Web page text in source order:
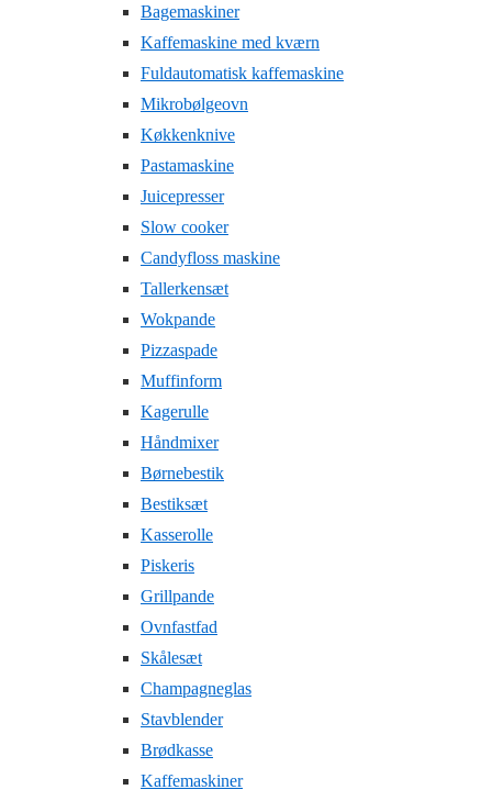
Bagemaskiner
Kaffemaskine med kværn
Fuldautomatisk kaffemaskine
Mikrobølgeovn
Køkkenknive
Pastamaskine
Juicepresser
Slow cooker
Candyfloss maskine
Tallerkensæt
Wokpande
Pizzaspade
Muffinform
Kagerulle
Håndmixer
Børnebestik
Bestiksæt
Kasserolle
Piskeris
Grillpande
Ovnfastfad
Skålesæt
Champagneglas
Stavblender
Brødkasse
Kaffemaskiner